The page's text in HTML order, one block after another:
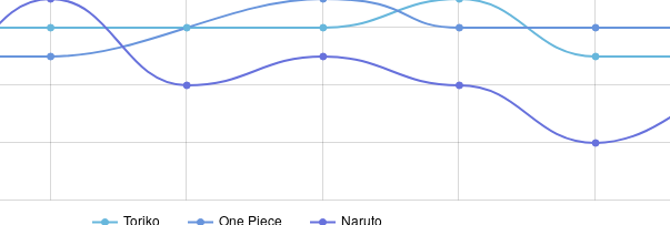
Toriko One Piece Naruto